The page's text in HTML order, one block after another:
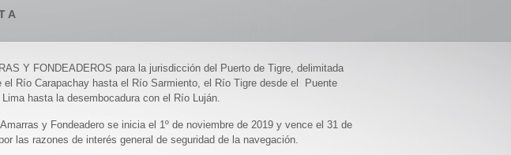
A
Y FONDEADEROS para la jurisdicción del Puerto de Tigre, delimitada
Río Carapachay hasta el Río Sarmiento, el Río Tigre desde el Puente
hasta la desembocadura con el Río Luján.
y Fondeadero se inicia el 1º de noviembre de 2019 y vence el 31 de
las razones de interés general de seguridad de la navegación.